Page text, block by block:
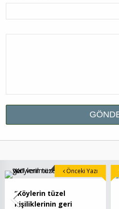
“Köylerin tüzel
kişiliklerinin geri
Önceki Yazı